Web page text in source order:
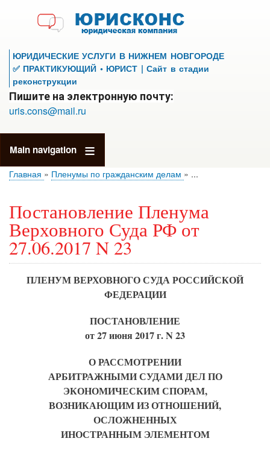
к
основному
содержанию
ЮРИДИЧЕСКИЕ УСЛУГИ В НИЖНЕМ НОВГОРОДЕ
✅ ПРАКТИКУЮЩИЙ • ЮРИСТ | Сайт в стадии
реконструкции
Пишите на электронную почту:
uris.cons@mail.ru
Main navigation
Главная Пленумы по гражданским делам ...
Постановление Пленума
Верховного Суда РФ от
27.06.2017 N 23
ПЛЕНУМ ВЕРХОВНОГО СУДА РОССИЙСКОЙ
ФЕДЕРАЦИИ
ПОСТАНОВЛЕНИЕ
от 27 июня 2017 г. N 23
О РАССМОТРЕНИИ
АРБИТРАЖНЫМИ СУДАМИ ДЕЛ ПО
ЭКОНОМИЧЕСКИМ СПОРАМ,
ВОЗНИКАЮЩИМ ИЗ ОТНОШЕНИЙ,
ОСЛОЖНЕННЫХ
ИНОСТРАННЫМ ЭЛЕМЕНТОМ